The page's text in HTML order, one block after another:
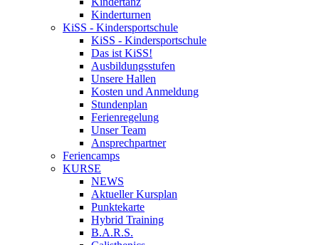
Kinderturnen
KiSS - Kindersportschule
KiSS - Kindersportschule
Das ist KiSS!
Ausbildungsstufen
Unsere Hallen
Kosten und Anmeldung
Stundenplan
Ferienregelung
Unser Team
Ansprechpartner
Feriencamps
KURSE
NEWS
Aktueller Kursplan
Punktekarte
Hybrid Training
B.A.R.S.